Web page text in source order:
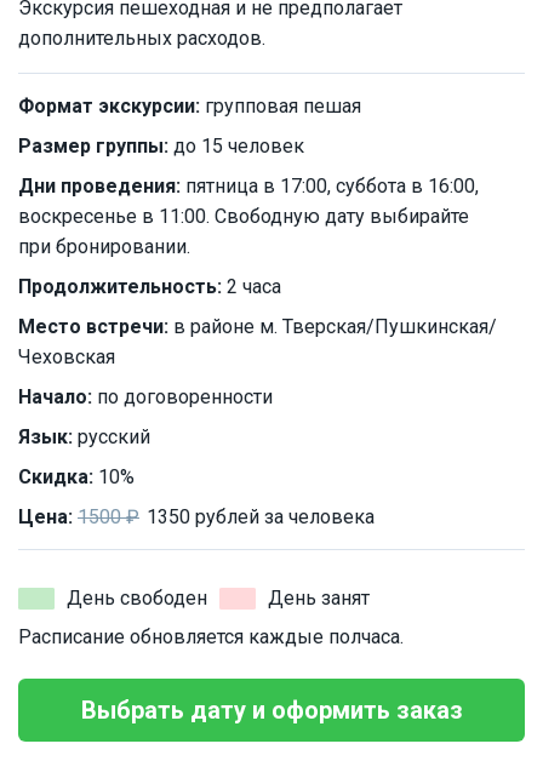
Экскурсия пешеходная и не предполагает
дополнительных расходов.
Формат экскурсии: групповая пешая
Размер группы: до 15 человек
Дни проведения: пятница в 17:00, суббота в 16:00,
воскресенье в 11:00. Свободную дату выбирайте
при бронировании.
Продолжительность: 2 часа
Место встречи: в районе м. Тверская/Пушкинская/
Чеховская
Начало: по договоренности
Язык: русский
Скидка: 10%
Цена: 1500 ₽ 1350 рублей за человека
День свободен
День занят
Расписание обновляется каждые полчаса.
Выбрать дату и оформить заказ